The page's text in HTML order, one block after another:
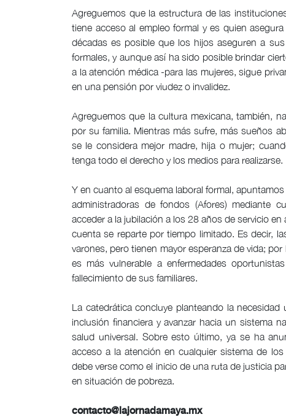
Agreguemos que la estructura de las
tiene acceso al empleo formal y es quien
décadas es posible que los hijos aseguren a
formales, y aunque así ha sido posible brindar
a la atención médica -para las mujeres, sigue
en una pensión por viudez o invalidez.
Agreguemos que la cultura mexicana, también,
por su familia. Mientras más sufre, más sueños
se le considera mejor madre, hija o mujer;
tenga todo el derecho y los medios para realizarse.
Y en cuanto al esquema laboral formal,
administradoras de fondos (Afores) mediante
acceder a la jubilación a los 28 años de servicio
cuenta se reparte por tiempo limitado. Es decir,
varones, pero tienen mayor esperanza de vida;
es más vulnerable a enfermedades
fallecimiento de sus familiares.
La catedrática concluye planteando la
inclusión financiera y avanzar hacia un sistema
salud universal. Sobre esto último, ya se ha
acceso a la atención en cualquier sistema de
debe verse como el inicio de una ruta de justicia
en situación de pobreza.
contacto@lajornadamaya.mx